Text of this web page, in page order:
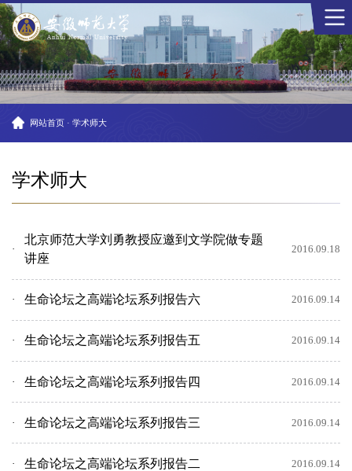
网站首页 · 学术师大
学术师大
北京师范大学刘勇教授应邀到文学院做专题
讲座
2016.09.18
生命论坛之高端论坛系列报告六 2016.09.14
生命论坛之高端论坛系列报告五 2016.09.14
生命论坛之高端论坛系列报告四 2016.09.14
生命论坛之高端论坛系列报告三 2016.09.14
生命论坛之高端论坛系列报告二 2016.09.14